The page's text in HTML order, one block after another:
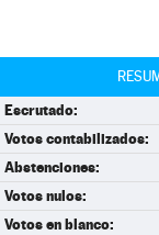
Escrutado:
Votos contabilizados:
Abstenciones:
Votos nulos:
Votos en blanco: